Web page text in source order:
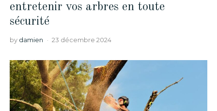
entretenir vos arbres en toute
sécurité
by damien 23 décembre 2024